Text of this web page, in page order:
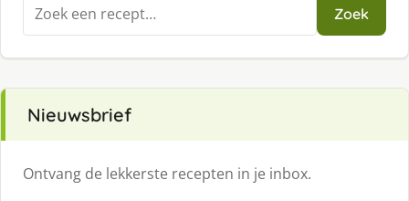
naar:
Zoek
Nieuwsbrief
Ontvang de lekkerste recepten in je inbox.